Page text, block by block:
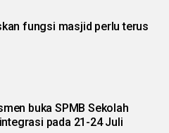
fungsi masjid perlu terus
buka SPMB Sekolah
pada 21-24 Juli